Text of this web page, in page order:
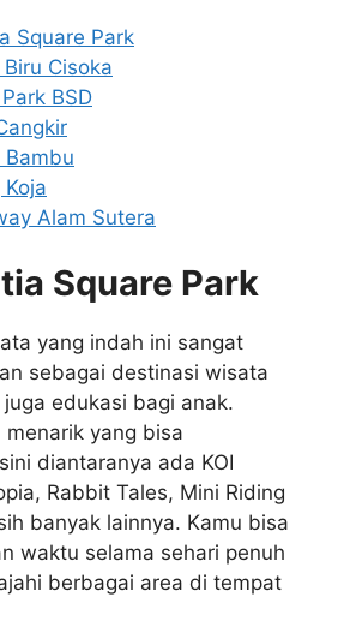
Square Park
Cisoka
BSD
Bambu
Alam Sutera
Square Park
yang indah ini sangat
sebagai destinasi wisata
edukasi bagi anak.
menarik yang bisa
diantaranya ada KOI
Rabbit Tales, Mini Riding
banyak lainnya. Kamu bisa
waktu selama sehari penuh
berbagai area di tempat